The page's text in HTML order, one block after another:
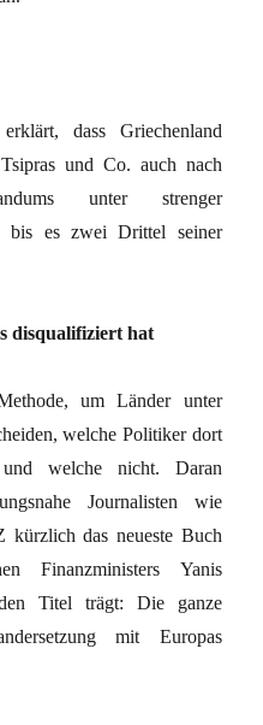
dass Griechenland
und Co. auch nach
unter strenger
bis es zwei Drittel seiner
disqualifiziert hat
um Länder unter
welche Politiker dort
welche nicht. Daran
Journalisten wie
das neueste Buch
Finanzministers Yanis
Titel trägt: Die ganze
mit Europas